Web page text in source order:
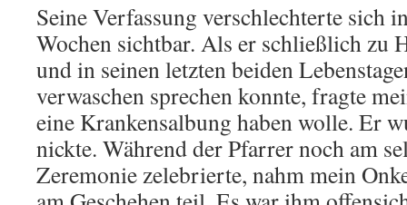
Seine Verfassung verschlechterte sich
Wochen sichtbar. Als er schließlich zu
und in seinen letzten beiden
verwaschen sprechen konnte, fragte
eine Krankensalbung haben wolle. Er
nickte. Während der Pfarrer noch am
Zeremonie zelebrierte, nahm mein